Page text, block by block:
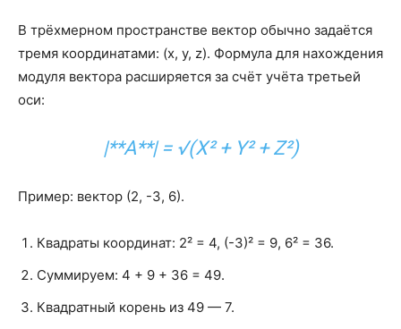
В трёхмерном пространстве вектор обычно задаётся
тремя координатами: (x, y, z). Формула для нахождения
модуля вектора расширяется за счёт учёта третьей
оси:
|**A**| = √(X² + Y² + Z²)
Пример: вектор (2, -3, 6).
Квадраты координат: 2² = 4, (-3)² = 9, 6² = 36.
Суммируем: 4 + 9 + 36 = 49.
Квадратный корень из 49 — 7.